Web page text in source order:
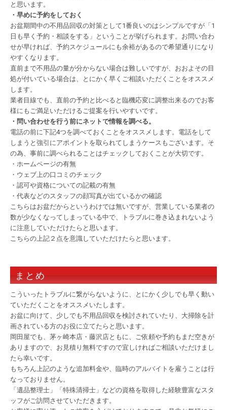
と思います。
・早めに予約をしておく
お盆期間中の不用品回収の対策として1番良いのはシンプルですが「 1
日も早く予約・相談をする」ということが挙げられます。お問い合わ
せが早ければ、予約スケジュールにも余裕があるので希望通りになり
やすくなります。
直前まで不用品の量が分からない場合は難しいですが、おおよその目
処が付いている場合は、とにかく早くご相談いただくことをオススメ
します。
業者目線でも、直前の予約と比べると臨機応変に調整出来るのでお客
様にもご満足いただけるご提案を行いやすいです。
・問い合わせを行う前にネットで情報を調べる。
電話の前に下記4つを調べておくことをオススメします。電話をして
しまうと強引にアポイントを取られてしまうケースもございます。そ
の為、事前に調べられることはチェックしておくことが大切です。
・ホームページの有無
・ウェブ上の口コミのチェック
・認可や資格についての記載の有無
・代表などのスタッフの顔写真が出ているかの確認
こちらはお盆だからというわけでは無いですが、営業している業者の
数が少なくなってしまっている中で、トラブルに巻き込まれないよう
に注意していただけたらと思います。
こちらの上記２点を意識していただけたらと思います。
まとめ
こういったトラブルに繋がらないように、とにかく少しでも早く動い
ていただくことをオススメいたします。
お盆に向けて、少しでも不用品回収を検討されていたり、大掃除を計
画されている方のお役に立てたらと思います。
岡田屋でも、茅ヶ崎本店・藤沢店ともに、ご依頼や予約もまだ空きが
ありますので、お見積り無料ですので宜しければご相談いただけまし
たら幸いです。
もちろん上記のような追加料金や、臨時のアルバイトを雇うことは行
なっておりません。
「遺品整理士」「特殊清掃士」などの資格を取得した経験豊富なスタ
ッフがご訪問させていただきます。